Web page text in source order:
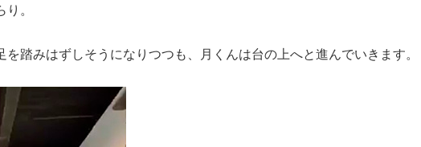
。
踏みはずしそうになりつつも、月くんは台の上へと進んでいきます。